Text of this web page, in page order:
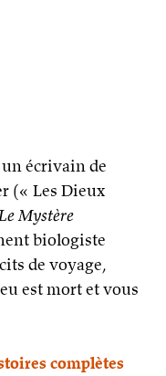
écrivain de
(« Les Dieux
Mystère
biologiste
de voyage,
est mort et vous
complètes